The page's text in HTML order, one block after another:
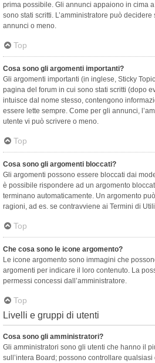
prima possibile. Gli annunci appaiono in cima
sono stati scritti. L’amministratore può
annunci o meno.
Top
Cosa sono gli argomenti importanti?
Gli argomenti importanti (in inglese, Sticky
pagina del forum in cui sono stati scritti (dopo
intuisce dal nome stesso, contengono
essere lette sempre. Come per gli annunci,
utente vi può scrivere o meno.
Top
Cosa sono gli argomenti bloccati?
Gli argomenti possono essere bloccati dai
è possibile rispondere ad un argomento
terminano automaticamente. Un argomento
ragioni, ad es. se contravviene ai Termini di
Top
Che cosa sono le icone argomento?
Le icone argomento sono immagini che
argomenti per indicare il loro contenuto. La
permessi concessi dall’amministratore.
Top
Livelli e gruppi di utenti
Cosa sono gli amministratori?
Gli amministratori sono gli utenti che hanno il
sull’intera Board; possono controllare